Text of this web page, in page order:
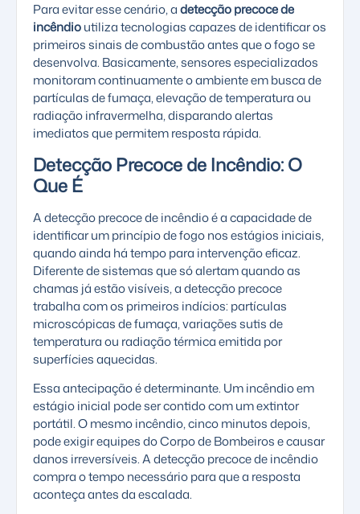
Para evitar esse cenário, adetecção precoce de
incêndioutiliza tecnologias capazes de identificar os
primeiros sinais de combustão antes que o fogo se
desenvolva. Basicamente, sensores especializados
monitoram continuamente o ambiente em busca de
partículas de fumaça, elevação de temperatura ou
radiação infravermelha, disparando alertas
imediatos que permitem resposta rápida.
Detecção Precoce de Incêndio: O
Que É
A detecção precoce de incêndio é a capacidade de
identificar um princípio de fogo nos estágios iniciais,
quando ainda há tempo para intervenção eficaz.
Diferente de sistemas que só alertam quando as
chamas já estão visíveis, a detecção precoce
trabalha com os primeiros indícios: partículas
microscópicas de fumaça, variações sutis de
temperatura ou radiação térmica emitida por
superfícies aquecidas.
Essa antecipação é determinante. Um incêndio em
estágio inicial pode ser contido com um extintor
portátil. O mesmo incêndio, cinco minutos depois,
pode exigir equipes do Corpo de Bombeiros e causar
danos irreversíveis. Adetecção precoce de incêndio
compra o tempo necessário para que a resposta
aconteça antes da escalada.